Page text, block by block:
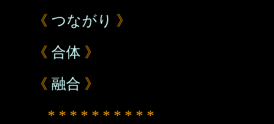
《 つながり 》
《 合体 》
《 融合 》
* * * * * * * * * *